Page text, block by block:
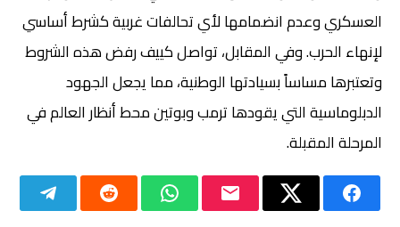
العسكري وعدم انضمامها لأي تحالفات غربية كشرط أساسي
لإنهاء الحرب. وفي المقابل، تواصل كييف رفض هذه الشروط
وتعتبرها مساساً بسيادتها الوطنية، مما يجعل الجهود
الدبلوماسية التي يقودها ترمب وبوتين محط أنظار العالم في
المرحلة المقبلة.